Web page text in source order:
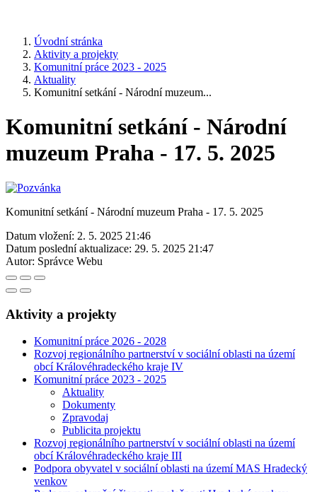
Úvodní stránka
Aktivity a projekty
Komunitní práce 2023 - 2025
Aktuality
Komunitní setkání - Národní muzeum...
Komunitní setkání - Národní
muzeum Praha - 17. 5. 2025
Komunitní setkání - Národní muzeum Praha - 17. 5. 2025
Datum vložení: 2. 5. 2025 21:46
Datum poslední aktualizace: 29. 5. 2025 21:47
Autor: Správce Webu
Aktivity a projekty
Komunitní práce 2026 - 2028
Rozvoj regionálního partnerství v sociální oblasti na území
obcí Královéhradeckého kraje IV
Komunitní práce 2023 - 2025
Aktuality
Dokumenty
Zpravodaj
Publicita projektu
Rozvoj regionálního partnerství v sociální oblasti na území
obcí Královéhradeckého kraje III
Podpora obyvatel v sociální oblasti na území MAS Hradecký
venkov